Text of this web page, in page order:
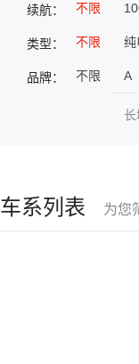
续航： 不限
类型： 不限 纯
品牌： 不限 A
长
车系列表 为您